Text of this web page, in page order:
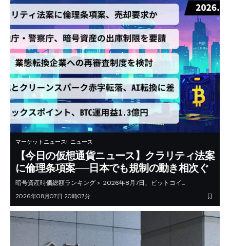
マーケットニュース ニュース
【今日の仮想通貨ニュース】クラリティ法案
に倫理条項案──日本でも規制の動き相次ぐ
暗号資産時価総額ランキング＞ 2026年8月7日、ビットコイ…
2026年08月07日 20時07分